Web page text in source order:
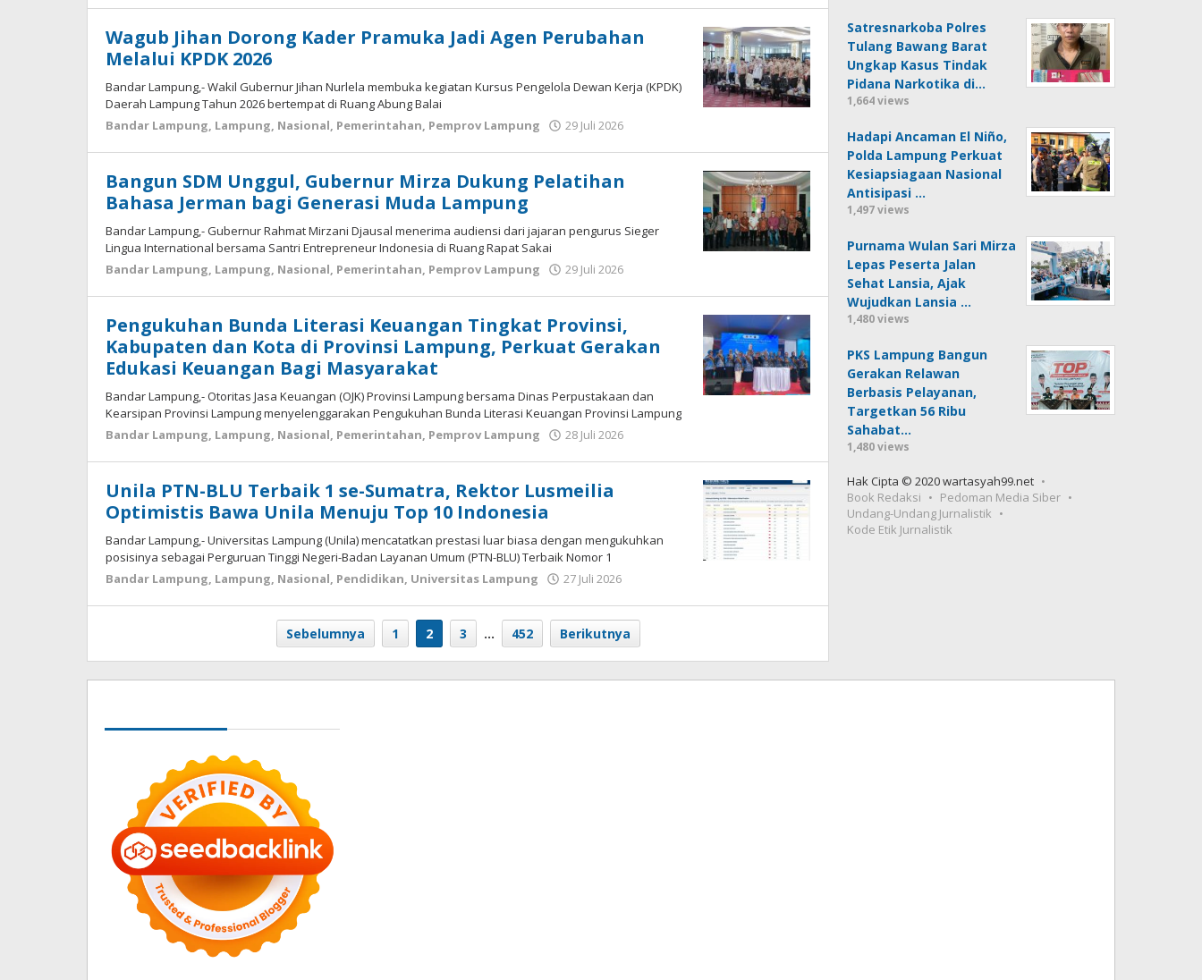
Wagub Jihan Dorong Kader Pramuka Jadi Agen Perubahan
Melalui KPDK 2026
Bandar Lampung,- Wakil Gubernur Jihan Nurlela membuka kegiatan Kursus Pengelola Dewan Kerja (KPDK)
Daerah Lampung Tahun 2026 bertempat di Ruang Abung Balai
Bandar Lampung, Lampung, Nasional, Pemerintahan, Pemprov Lampung 29 Juli 2026
Bangun SDM Unggul, Gubernur Mirza Dukung Pelatihan
Bahasa Jerman bagi Generasi Muda Lampung
Bandar Lampung,- Gubernur Rahmat Mirzani Djausal menerima audiensi dari jajaran pengurus Sieger
Lingua International bersama Santri Entrepreneur Indonesia di Ruang Rapat Sakai
Bandar Lampung, Lampung, Nasional, Pemerintahan, Pemprov Lampung 29 Juli 2026
Pengukuhan Bunda Literasi Keuangan Tingkat Provinsi,
Kabupaten dan Kota di Provinsi Lampung, Perkuat Gerakan
Edukasi Keuangan Bagi Masyarakat
Bandar Lampung,- Otoritas Jasa Keuangan (OJK) Provinsi Lampung bersama Dinas Perpustakaan dan
Kearsipan Provinsi Lampung menyelenggarakan Pengukuhan Bunda Literasi Keuangan Provinsi Lampung
Bandar Lampung, Lampung, Nasional, Pemerintahan, Pemprov Lampung 28 Juli 2026
Unila PTN-BLU Terbaik 1 se-Sumatra, Rektor Lusmeilia
Optimistis Bawa Unila Menuju Top 10 Indonesia
Bandar Lampung,- Universitas Lampung (Unila) mencatatkan prestasi luar biasa dengan mengukuhkan
posisinya sebagai Perguruan Tinggi Negeri-Badan Layanan Umum (PTN-BLU) Terbaik Nomor 1
Bandar Lampung, Lampung, Nasional, Pendidikan, Universitas Lampung 27 Juli 2026
Sebelumnya 1 2 3 … 452 Berikutnya
Satresnarkoba Polres
Tulang Bawang Barat
Ungkap Kasus Tindak
Pidana Narkotika di…
1,664 views
Hadapi Ancaman El Niño,
Polda Lampung Perkuat
Kesiapsiagaan Nasional
Antisipasi …
1,497 views
Purnama Wulan Sari Mirza
Lepas Peserta Jalan
Sehat Lansia, Ajak
Wujudkan Lansia …
1,480 views
PKS Lampung Bangun
Gerakan Relawan
Berbasis Pelayanan,
Targetkan 56 Ribu
Sahabat…
1,480 views
Hak Cipta © 2020 wartasyah99.net
Book Redaksi
Pedoman Media Siber
Undang-Undang Jurnalistik
Kode Etik Jurnalistik